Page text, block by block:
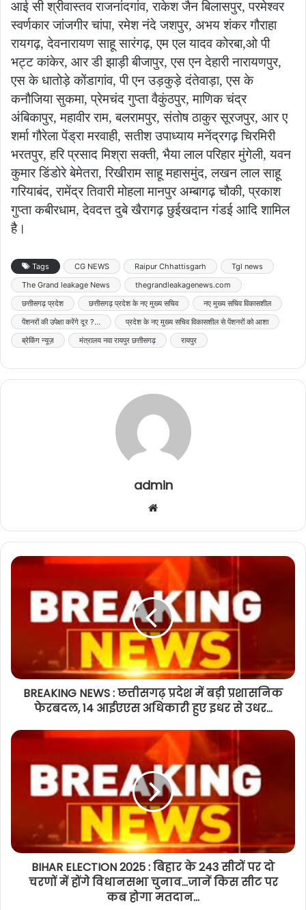
आई सी श्रीवास्तव राजनांदगांव, राकेश जैन बिलासपुर, परमेश्वर
स्वर्णकार जांजगीर चांपा, रमेश नंदे जशपुर, अभय शंकर गौराहा
रायगढ़, देवनारायण साहू सारंगढ़, एम एल यादव कोरबा,ओ पी
भट्ट कांकेर, आर डी झाड़ी बीजापुर, एस एन देहारी नारायणपुर,
एस के धातोड़े कोंडागांव, पी एन उड़कुड़े दंतेवाड़ा, एस के
कनौजिया सुकमा, प्रेमचंद गुप्ता वैकुंठपुर, माणिक चंद्र
अंबिकापुर, महावीर राम, बलरामपुर, संतोष ठाकुर सूरजपुर, आर ए
शर्मा गौरेला पेंड्रा मरवाही, सतीश उपाध्याय मनेंद्रगढ़ चिरमिरी
भरतपुर, हरि प्रसाद मिश्रा सक्ती, भैया लाल परिहार मुंगेली, यवन
कुमार डिंडोरे बेमेतरा, रिखीराम साहू महासमुंद, लखन लाल साहू
गरियाबंद, रामेंद्र तिवारी मोहला मानपुर अम्बागढ़ चौकी, प्रकाश
गुप्ता कबीरधाम, देवदत्त दुबे खैरागढ़ छुईखदान गंडई आदि शामिल
है।
Tags CG NEWS Raipur Chhattisgarh
Tgl news
The Grand leakage News
thegrandleakagenews.com
छत्तीसगढ़ प्रदेश
छत्तीसगढ़ प्रदेश के नए मुख्य सचिव
नए मुख्य सचिव विकासशील
पेंशनरों की उपेक्षा करेंगे दूर ?...
प्रदेश के नए मुख्य सचिव विकासशील से पेंशनरों को आशा
ब्रेकिंग न्यूज़
मंत्रालय नवा रायपुर छत्तीसगढ़ रायपुर
admin
Website
BREAKING NEWS : छत्तीसगढ़ प्रदेश में बड़ी प्रशासनिक
फेरबदल, 14 आईएएस अधिकारी हुए इधर से उधर...
BIHAR ELECTION 2025 : बिहार के 243 सीटों पर दो
चरणों में होंगे विधानसभा चुनाव...जानें किस सीट पर
कब होगा मतदान...